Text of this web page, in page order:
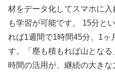
材をデータ化してスマホに
も学習が可能です。 15分と
れば1週間で1時間45分、1ヶ
す。「塵も積もれば山とな
時間の活用が、継続の大きな